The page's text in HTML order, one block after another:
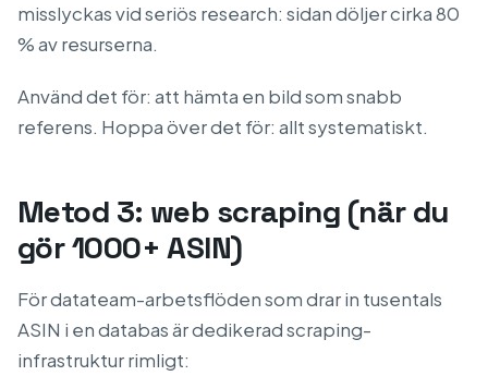
misslyckas vid seriös research: sidan döljer cirka 80
% av resurserna.
Använd det för: att hämta en bild som snabb
referens. Hoppa över det för: allt systematiskt.
Metod 3: web scraping (när du
gör 1000+ ASIN)
För datateam-arbetsflöden som drar in tusentals
ASIN i en databas är dedikerad scraping-
infrastruktur rimligt: